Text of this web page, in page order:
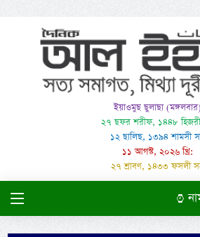
ইয়াওমুছ ছুলাছা (মঙ্গলবার)
২৭ ছফর শরীফ, ১৪৪৮
১২ ছালিছ, ১৩৯৪ শামসী
১১ আগস্ট, ২০২৬ খ্রি:
২৭ শ্রাবণ, ১৪৩৩ ফসলী